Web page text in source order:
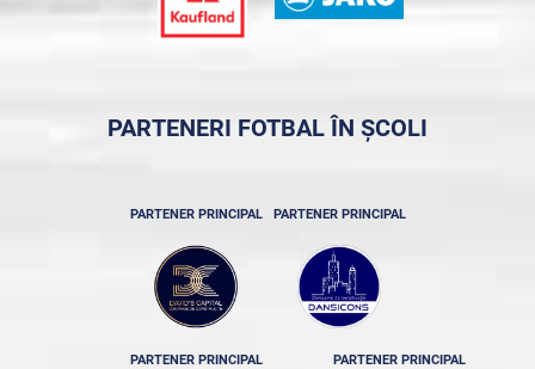
PARTENERI FOTBAL ÎN ȘCOLI
PARTENER PRINCIPAL PARTENER PRINCIPAL
PARTENER PRINCIPAL PARTENER PRINCIPAL